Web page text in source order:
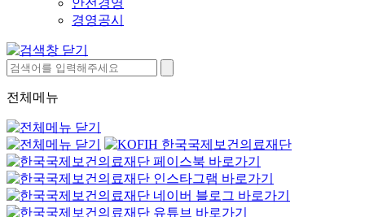
경영공시
전체메뉴